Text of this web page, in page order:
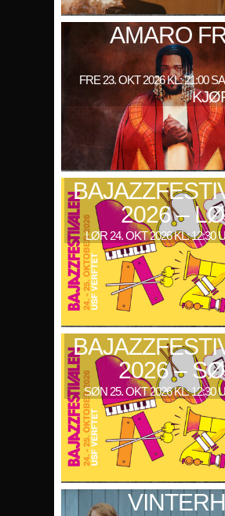
AMARO
FRE 23. OKT 2026 KL: 21:00
2026 –
LØR 24. OKT 2026 KL: 12:30
2026 –
SØN 25. OKT 2026 KL: 12:30